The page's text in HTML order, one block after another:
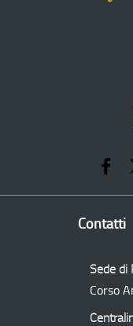
Contatti
Sede di
Corso